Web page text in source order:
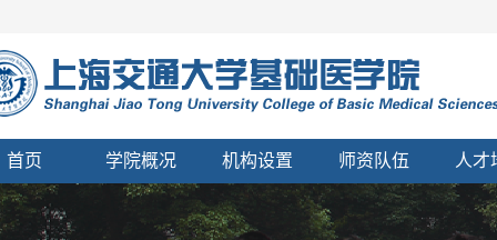
首页 学院概况 机构设置 师资队伍 人才